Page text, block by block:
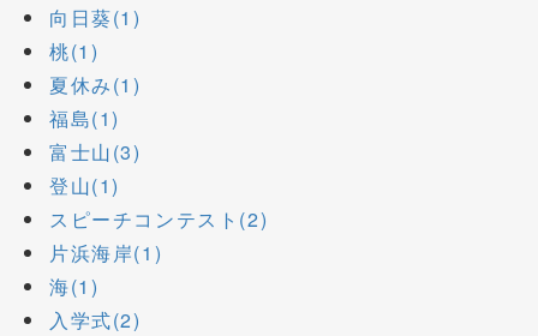
向日葵(1)
桃(1)
夏休み(1)
福島(1)
富士山(3)
登山(1)
スピーチコンテスト(2)
片浜海岸(1)
海(1)
入学式(2)